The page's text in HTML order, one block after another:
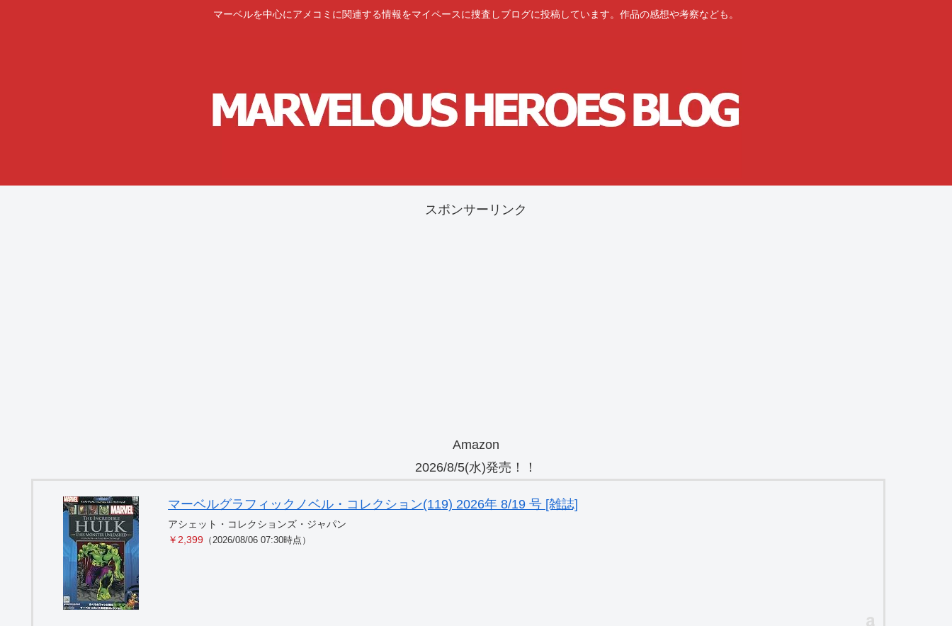
マーベルを中心にアメコミに関連する情報をマイペースに捜査しブログに投稿しています。作品の感想や考察なども。
スポンサーリンク
Amazon
2026/8/5(水)発売！！
マーベルグラフィックノベル・コレクション(119) 2026年 8/19 号 [雑誌]
アシェット・コレクションズ・ジャパン
￥2,399 （2026/08/06 07:30時点）